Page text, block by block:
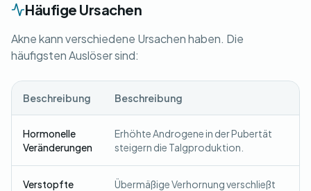
Häufige Ursachen
Akne kann verschiedene Ursachen haben. Die
häufigsten Auslöser sind:
Beschreibung Beschreibung
Hormonelle
Veränderungen
Erhöhte Androgene in der Pubertät
steigern die Talgproduktion.
Verstopfte
Übermäßige Verhornung verschließt